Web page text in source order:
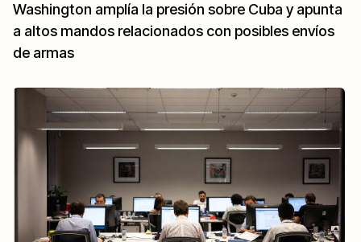
Washington amplía la presión sobre Cuba y apunta
a altos mandos relacionados con posibles envíos
de armas